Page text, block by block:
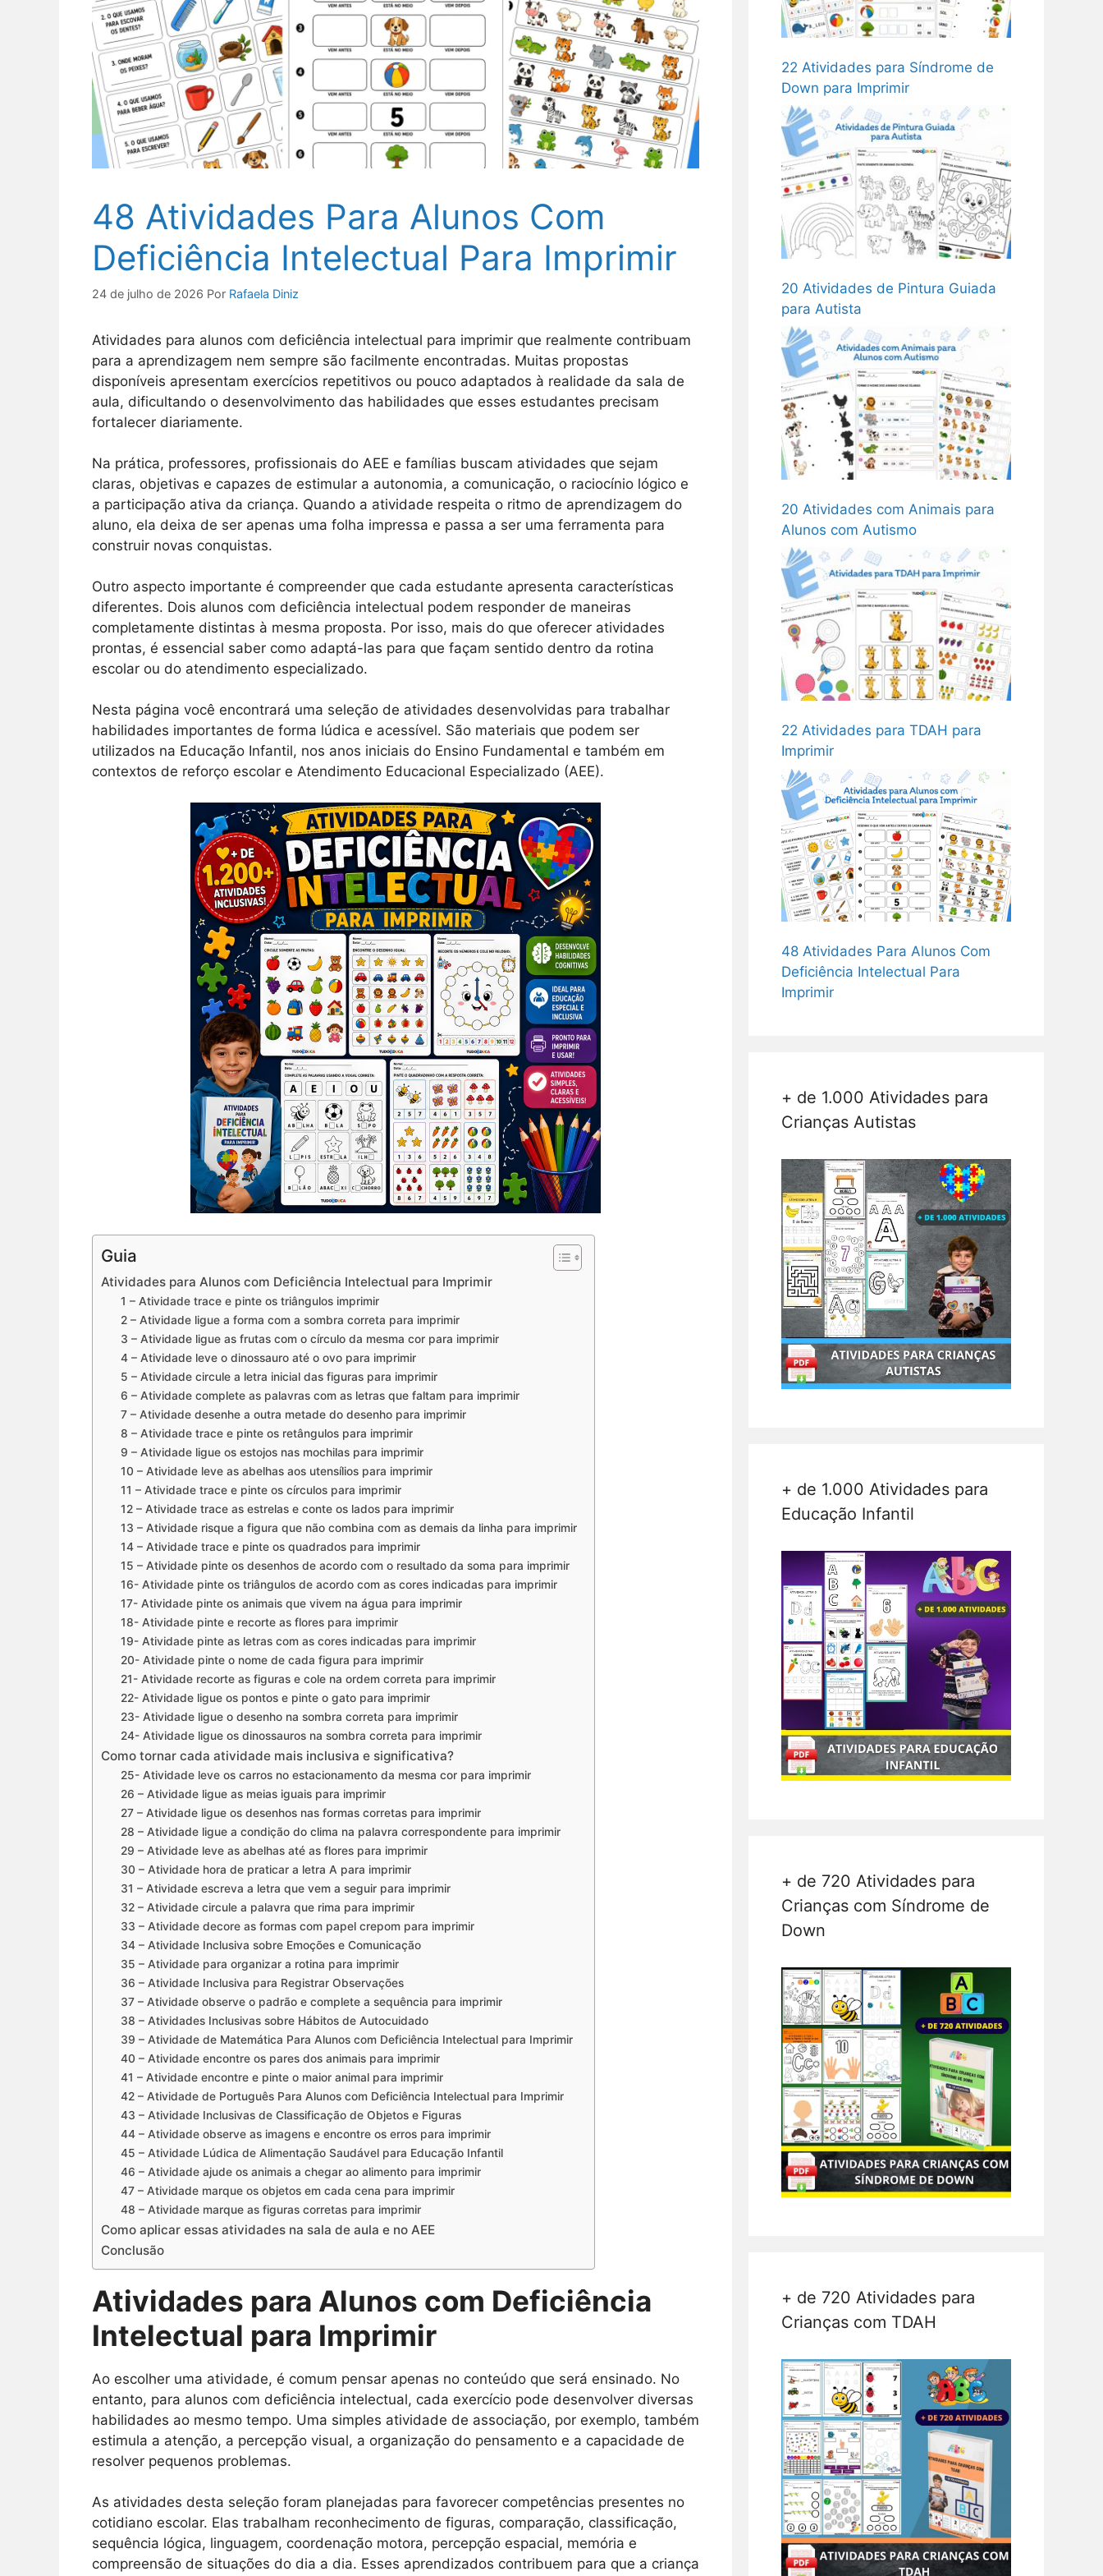
48 Atividades Para Alunos Com
Deficiência Intelectual Para Imprimir
24 de julho de 2026 Por Rafaela Diniz
Atividades para alunos com deficiência intelectual para imprimir que realmente contribuam
para a aprendizagem nem sempre são facilmente encontradas. Muitas propostas
disponíveis apresentam exercícios repetitivos ou pouco adaptados à realidade da sala de
aula, dificultando o desenvolvimento das habilidades que esses estudantes precisam
fortalecer diariamente.
Na prática, professores, profissionais do AEE e famílias buscam atividades que sejam
claras, objetivas e capazes de estimular a autonomia, a comunicação, o raciocínio lógico e
a participação ativa da criança. Quando a atividade respeita o ritmo de aprendizagem do
aluno, ela deixa de ser apenas uma folha impressa e passa a ser uma ferramenta para
construir novas conquistas.
Outro aspecto importante é compreender que cada estudante apresenta características
diferentes. Dois alunos com deficiência intelectual podem responder de maneiras
completamente distintas à mesma proposta. Por isso, mais do que oferecer atividades
prontas, é essencial saber como adaptá-las para que façam sentido dentro da rotina
escolar ou do atendimento especializado.
Nesta página você encontrará uma seleção de atividades desenvolvidas para trabalhar
habilidades importantes de forma lúdica e acessível. São materiais que podem ser
utilizados na Educação Infantil, nos anos iniciais do Ensino Fundamental e também em
contextos de reforço escolar e Atendimento Educacional Especializado (AEE).
Guia
Atividades para Alunos com Deficiência Intelectual para Imprimir
1 – Atividade trace e pinte os triângulos imprimir
2 – Atividade ligue a forma com a sombra correta para imprimir
3 – Atividade ligue as frutas com o círculo da mesma cor para imprimir
4 – Atividade leve o dinossauro até o ovo para imprimir
5 – Atividade circule a letra inicial das figuras para imprimir
6 – Atividade complete as palavras com as letras que faltam para imprimir
7 – Atividade desenhe a outra metade do desenho para imprimir
8 – Atividade trace e pinte os retângulos para imprimir
9 – Atividade ligue os estojos nas mochilas para imprimir
10 – Atividade leve as abelhas aos utensílios para imprimir
11 – Atividade trace e pinte os círculos para imprimir
12 – Atividade trace as estrelas e conte os lados para imprimir
13 – Atividade risque a figura que não combina com as demais da linha para imprimir
14 – Atividade trace e pinte os quadrados para imprimir
15 – Atividade pinte os desenhos de acordo com o resultado da soma para imprimir
16- Atividade pinte os triângulos de acordo com as cores indicadas para imprimir
17- Atividade pinte os animais que vivem na água para imprimir
18- Atividade pinte e recorte as flores para imprimir
19- Atividade pinte as letras com as cores indicadas para imprimir
20- Atividade pinte o nome de cada figura para imprimir
21- Atividade recorte as figuras e cole na ordem correta para imprimir
22- Atividade ligue os pontos e pinte o gato para imprimir
23- Atividade ligue o desenho na sombra correta para imprimir
24- Atividade ligue os dinossauros na sombra correta para imprimir
Como tornar cada atividade mais inclusiva e significativa?
25- Atividade leve os carros no estacionamento da mesma cor para imprimir
26 – Atividade ligue as meias iguais para imprimir
27 – Atividade ligue os desenhos nas formas corretas para imprimir
28 – Atividade ligue a condição do clima na palavra correspondente para imprimir
29 – Atividade leve as abelhas até as flores para imprimir
30 – Atividade hora de praticar a letra A para imprimir
31 – Atividade escreva a letra que vem a seguir para imprimir
32 – Atividade circule a palavra que rima para imprimir
33 – Atividade decore as formas com papel crepom para imprimir
34 – Atividade Inclusiva sobre Emoções e Comunicação
35 – Atividade para organizar a rotina para imprimir
36 – Atividade Inclusiva para Registrar Observações
37 – Atividade observe o padrão e complete a sequência para imprimir
38 – Atividades Inclusivas sobre Hábitos de Autocuidado
39 – Atividade de Matemática Para Alunos com Deficiência Intelectual para Imprimir
40 – Atividade encontre os pares dos animais para imprimir
41 – Atividade encontre e pinte o maior animal para imprimir
42 – Atividade de Português Para Alunos com Deficiência Intelectual para Imprimir
43 – Atividade Inclusivas de Classificação de Objetos e Figuras
44 – Atividade observe as imagens e encontre os erros para imprimir
45 – Atividade Lúdica de Alimentação Saudável para Educação Infantil
46 – Atividade ajude os animais a chegar ao alimento para imprimir
47 – Atividade marque os objetos em cada cena para imprimir
48 – Atividade marque as figuras corretas para imprimir
Como aplicar essas atividades na sala de aula e no AEE
Conclusão
Atividades para Alunos com Deficiência
Intelectual para Imprimir
Ao escolher uma atividade, é comum pensar apenas no conteúdo que será ensinado. No
entanto, para alunos com deficiência intelectual, cada exercício pode desenvolver diversas
habilidades ao mesmo tempo. Uma simples atividade de associação, por exemplo, também
estimula a atenção, a percepção visual, a organização do pensamento e a capacidade de
resolver pequenos problemas.
As atividades desta seleção foram planejadas para favorecer competências presentes no
cotidiano escolar. Elas trabalham reconhecimento de figuras, comparação, classificação,
sequência lógica, linguagem, coordenação motora, percepção espacial, memória e
compreensão de situações do dia a dia. Esses aprendizados contribuem para que a criança
22 Atividades para Síndrome de
Down para Imprimir
20 Atividades de Pintura Guiada
para Autista
20 Atividades com Animais para
Alunos com Autismo
22 Atividades para TDAH para
Imprimir
48 Atividades Para Alunos Com
Deficiência Intelectual Para
Imprimir
+ de 1.000 Atividades para
Crianças Autistas
+ de 1.000 Atividades para
Educação Infantil
+ de 720 Atividades para
Crianças com Síndrome de
Down
+ de 720 Atividades para
Crianças com TDAH